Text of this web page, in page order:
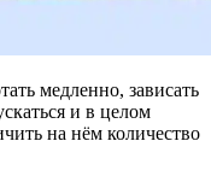
медленно, зависать
и в целом
на нём количество